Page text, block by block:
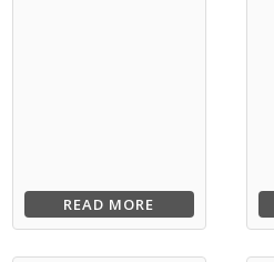
READ MORE